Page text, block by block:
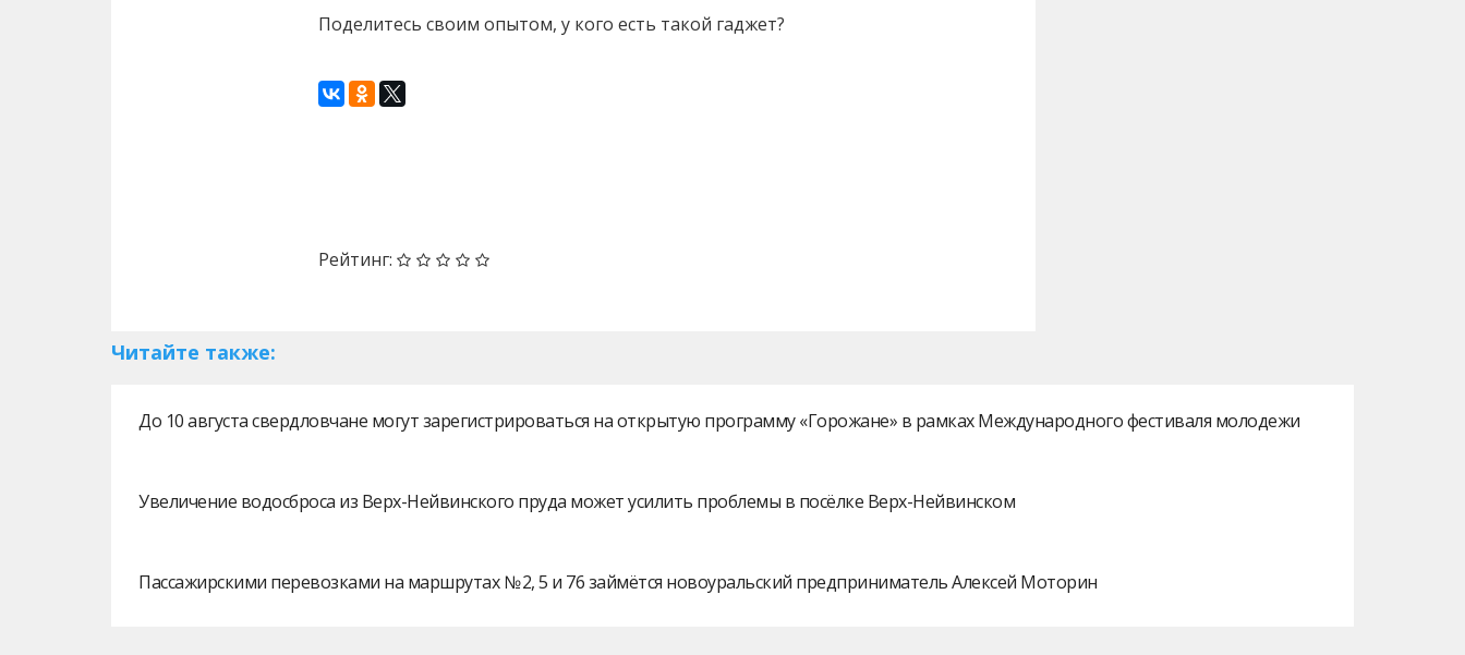
Поделитесь своим опытом, у кого есть такой гаджет?
Рейтинг:
Читайте также:
До 10 августа свердловчане могут зарегистрироваться на открытую программу «Горожане» в рамках Международного фестиваля молодежи
Увеличение водосброса из Верх-Нейвинского пруда может усилить проблемы в посёлке Верх-Нейвинском
Пассажирскими перевозками на маршрутах № 2, 5 и 76 займётся новоуральский предприниматель Алексей Моторин